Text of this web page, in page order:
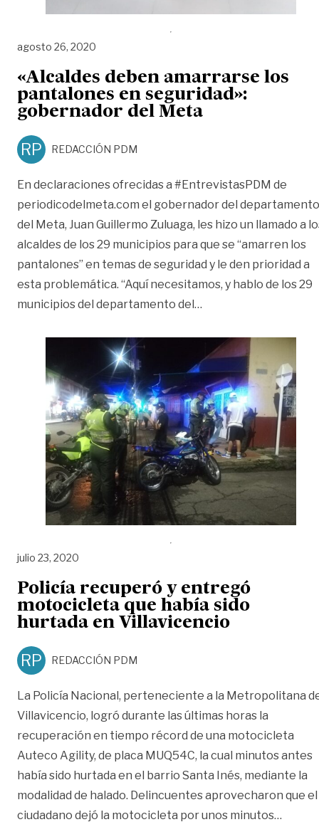
agosto 26, 2020
«Alcaldes deben amarrarse los
pantalones en seguridad»:
gobernador del Meta
RP REDACCIÓN PDM
En declaraciones ofrecidas a #EntrevistasPDM de
periodicodelmeta.com el gobernador del departamento
del Meta, Juan Guillermo Zuluaga, les hizo un llamado a
alcaldes de los 29 municipios para que se “amarren los
pantalones” en temas de seguridad y le den prioridad a
esta problemática. “Aquí necesitamos, y hablo de los 29
municipios del departamento del …
julio 23, 2020
Policía recuperó y entregó
motocicleta que había sido
hurtada en Villavicencio
RP REDACCIÓN PDM
La Policía Nacional, perteneciente a la Metropolitana
Villavicencio, logró durante las últimas horas la
recuperación en tiempo récord de una motocicleta
Auteco Agility, de placa MUQ54C, la cual minutos antes
había sido hurtada en el barrio Santa Inés, mediante la
modalidad de halado. Delincuentes aprovecharon que el
ciudadano dejó la motocicleta por unos minutos…